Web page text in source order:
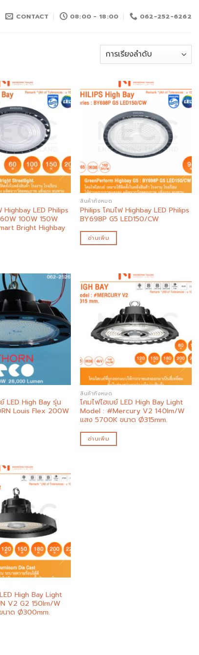
CONTACT 08:00 - 18:00 062-252-6262
Add to
wishlist
Highbay LED Philips
100W 150W
Bright Highbay
Add to
wishlist
สินค้าทั้งหมด
Philips โคมไฟ Highbay LED Philips
BY698P G5 LED150/CW
อ่านเพิ่ม
Add to
wishlist
LED High Bay รุ่น
Louis Flex 200W
Add to
wishlist
สินค้าทั้งหมด
โคมไฟไฮเบย์ LED High Bay Light
Model : #Mercury V2 140lm/W
แสง 5700K ขนาด Ø315mm.
อ่านเพิ่ม
wishlist
High Bay Light
V2 G2 150lm/W
าด Ø300mm.